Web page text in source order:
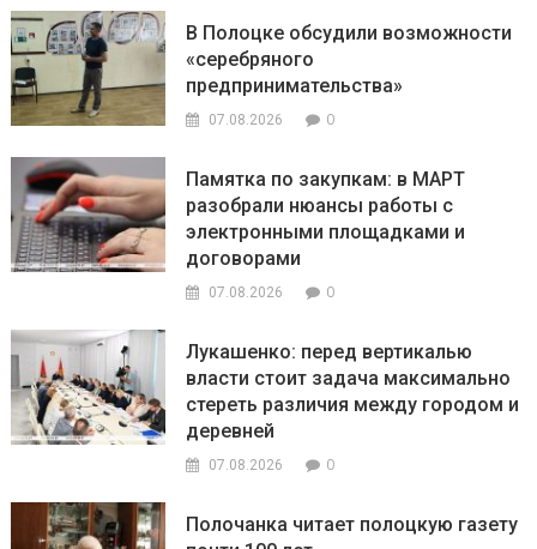
В Полоцке обсудили возможности
«серебряного
предпринимательства»
07.08.2026 0
Памятка по закупкам: в МАРТ
разобрали нюансы работы с
электронными площадками и
договорами
07.08.2026 0
Лукашенко: перед вертикалью
власти стоит задача максимально
стереть различия между городом и
деревней
07.08.2026 0
Полочанка читает полоцкую газету